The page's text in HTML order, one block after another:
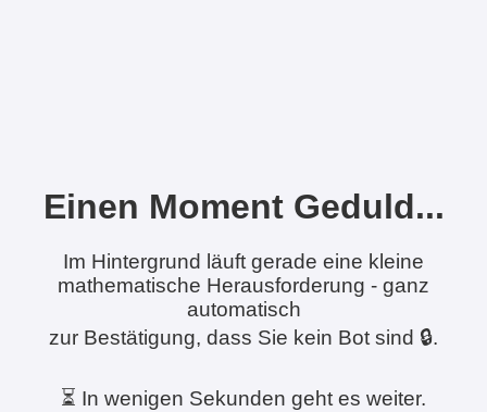
Einen Moment Geduld...
Im Hintergrund läuft gerade eine kleine
mathematische Herausforderung - ganz
automatisch
zur Bestätigung, dass Sie kein Bot sind 🔒.
⏳ In wenigen Sekunden geht es weiter.